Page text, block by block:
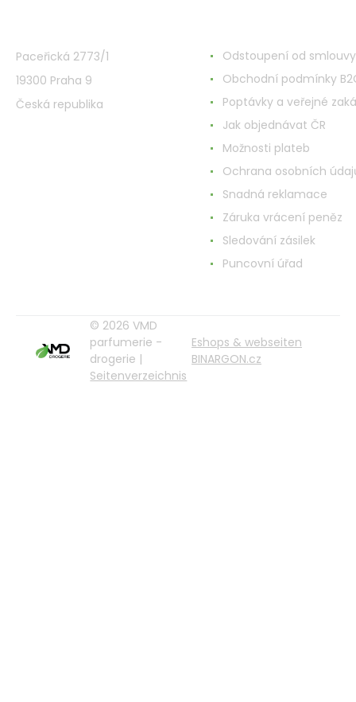
Paceřická 2773/1
19300 Praha 9
Česká republika
Odstoupení od smlouvy
Obchodní podmínky
Poptávky a veřejné
Jak objednávat ČR
Možnosti plateb
Ochrana osobních
Snadná reklamace
Záruka vrácení peněz
Sledování zásilek
Puncovní úřad
© 2026 VMD
parfumerie -
drogerie |
Seitenverzeichnis
Eshops & webseiten
BINARGON.cz